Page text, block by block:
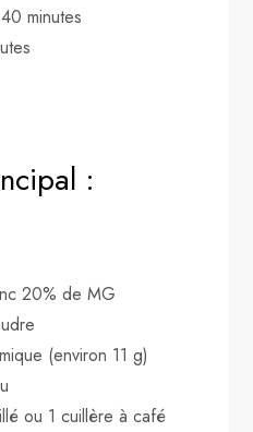
40 minutes
:
20% de MG
(environ 11 g)
ou 1 cuillère à café